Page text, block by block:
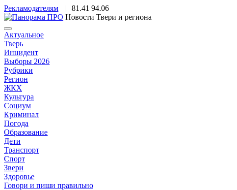
Рекламодателям | 81.41 94.06
Новости Твери и региона
Актуальное
Тверь
Инцидент
Выборы 2026
Рубрики
Регион
ЖКХ
Культура
Социум
Криминал
Погода
Образование
Дети
Транспорт
Спорт
Звери
Здоровье
Говори и пиши правильно